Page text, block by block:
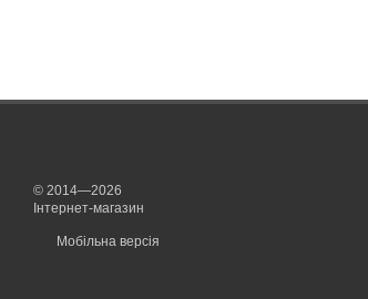
© 2014—2026
Інтернет-магазин
Мобільна версія